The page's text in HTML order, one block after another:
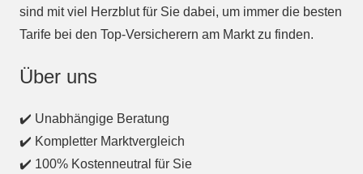
sind mit viel Herzblut für Sie dabei, um immer die besten
Tarife bei den Top-Versicherern am Markt zu finden.
Über uns
✔️ Unabhängige Beratung
✔️ Kompletter Marktvergleich
✔️ 100% Kostenneutral für Sie